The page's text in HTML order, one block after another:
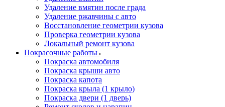
Удаление вмятин после града
Удаление ржавчины с авто
Восстановление геометрии кузова
Проверка геометрии кузова
Локальный ремонт кузова
Покрасочные работы
Покраска автомобиля
Покраска крыши авто
Покраска капота
Покраска крыла (1 крыло)
Покраска двери (1 дверь)